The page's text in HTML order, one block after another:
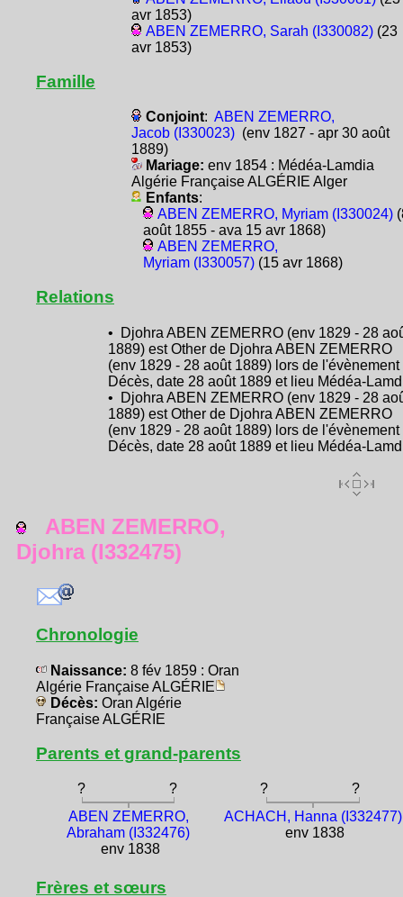
avr 1853)
ABEN ZEMERRO, Sarah (I330082)(23
avr 1853)
Famille
Conjoint: ABEN ZEMERRO,
Jacob (I330023)(env 1827 - apr 30 août
1889)
Mariage: env 1854 : Médéa-Lamdia
Algérie Française ALGÉRIE Alger
Enfants:
ABEN ZEMERRO, Myriam (I330024)
août 1855 - ava 15 avr 1868)
ABEN ZEMERRO,
Myriam (I330057)(15 avr 1868)
Relations
• Djohra ABEN ZEMERRO (env 1829 - 28
1889) est Other de Djohra ABEN ZEMERRO
(env 1829 - 28 août 1889) lors de l'évènement
Décès, date 28 août 1889 et lieu Médéa-
• Djohra ABEN ZEMERRO (env 1829 - 28
1889) est Other de Djohra ABEN ZEMERRO
(env 1829 - 28 août 1889) lors de l'évènement
Décès, date 28 août 1889 et lieu Médéa-
ABEN ZEMERRO,
Djohra (I332475)
Chronologie
Naissance: 8 fév 1859 : Oran
Algérie Française ALGÉRIE
Décès: Oran Algérie
Française ALGÉRIE
Parents et grand-parents
? ? ?
?
ABEN ZEMERRO,
Abraham (I332476)
env 1838
ACHACH, Hanna (I332477)
env 1838
Frères et sœurs